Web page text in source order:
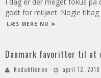
godt for miljøet. Nogle
LÆS MERE NU ➤
Danmark favoritter til at
Redaktionen april 12, 2018